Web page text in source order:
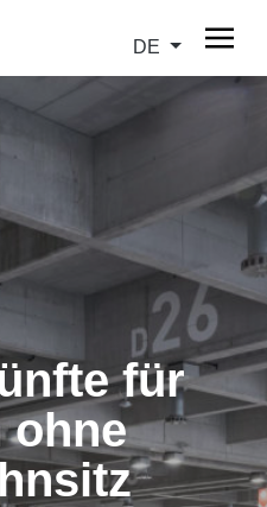
DE
für
ohne